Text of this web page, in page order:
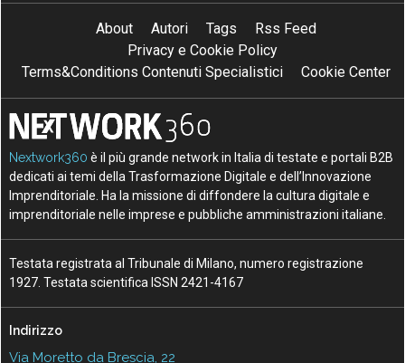
About Autori Tags
Rss Feed
Privacy e Cookie Policy
Terms&Conditions Contenuti Specialistici
Cookie Center
Nextwork360 è il più grande network in Italia di testate e portali B2B
dedicati ai temi della Trasformazione Digitale e dell’Innovazione
Imprenditoriale. Ha la missione di diffondere la cultura digitale e
imprenditoriale nelle imprese e pubbliche amministrazioni italiane.
Testata registrata al Tribunale di Milano, numero registrazione
1927. Testata scientifica ISSN 2421-4167
Indirizzo
Via Moretto da Brescia, 22